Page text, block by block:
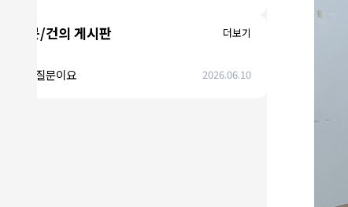
질문/건의 게시판 더보기
에코질문이요 2026.06.10